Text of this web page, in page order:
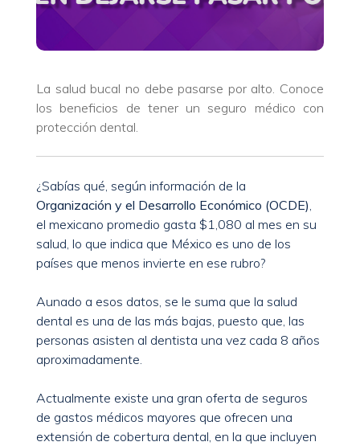
La salud bucal no debe pasarse por alto. Conoce
los beneficios de tener un seguro médico con
protección dental.
¿Sabías qué, según información de la
Organización y el Desarrollo Económico (OCDE),
el mexicano promedio gasta $1,080 al mes en su
salud, lo que indica que México es uno de los
países que menos invierte en ese rubro?
Aunado a esos datos, se le suma que la salud
dental es una de las más bajas, puesto que, las
personas asisten al dentista una vez cada 8 años
aproximadamente.
Actualmente existe una gran oferta de seguros
de gastos médicos mayores que ofrecen una
extensión de cobertura dental, en la que incluyen